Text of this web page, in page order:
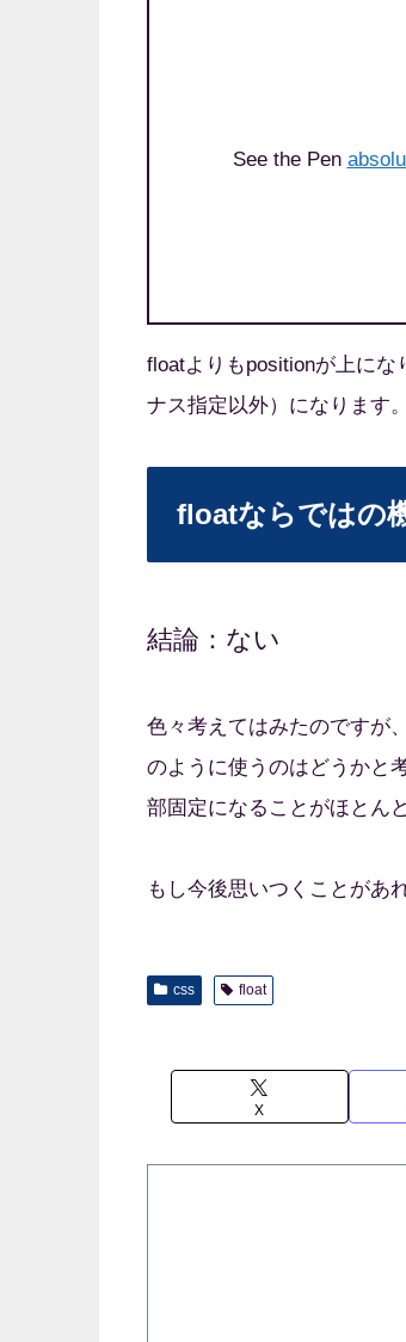
See the Pen
floatよりもpositionが上に
ナス指定以外）になります。
floatならではの
結論：ない
色々考えてはみたのですが
のように使うのはどうかと
部固定になることがほとん
もし今後思いつくことがあ
css float
X